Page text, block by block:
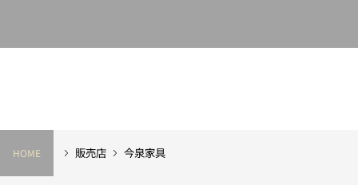
HOME 販売店 今泉家具